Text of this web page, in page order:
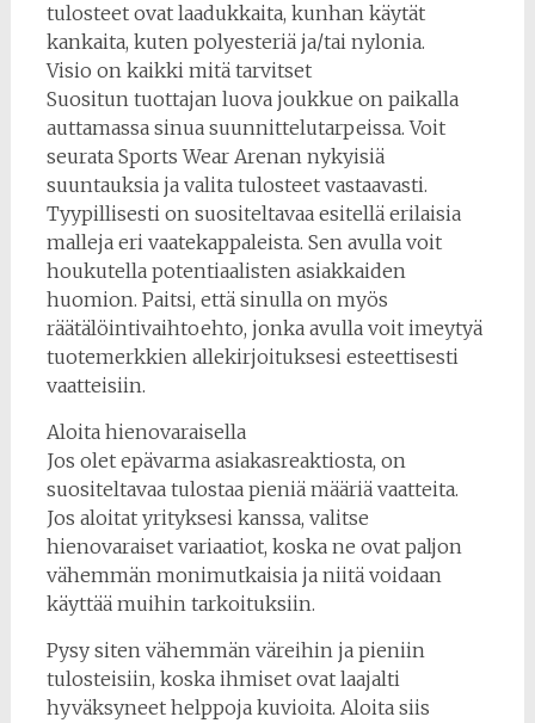
tulosteet ovat laadukkaita, kunhan käytät
kankaita, kuten polyesteriä ja/tai nylonia.
Visio on kaikki mitä tarvitset
Suositun tuottajan luova joukkue on paikalla
auttamassa sinua suunnittelutarpeissa. Voit
seurata Sports Wear Arenan nykyisiä
suuntauksia ja valita tulosteet vastaavasti.
Tyypillisesti on suositeltavaa esitellä erilaisia ​​
malleja eri vaatekappaleista. Sen avulla voit
houkutella potentiaalisten asiakkaiden
huomion. Paitsi, että sinulla on myös
räätälöintivaihtoehto, jonka avulla voit imeytyä
tuotemerkkien allekirjoituksesi esteettisesti
vaatteisiin.
Aloita hienovaraisella
Jos olet epävarma asiakasreaktiosta, on
suositeltavaa tulostaa pieniä määriä vaatteita.
Jos aloitat yrityksesi kanssa, valitse
hienovaraiset variaatiot, koska ne ovat paljon
vähemmän monimutkaisia ​​ja niitä voidaan
käyttää muihin tarkoituksiin.
Pysy siten vähemmän väreihin ja pieniin
tulosteisiin, koska ihmiset ovat laajalti
hyväksyneet helppoja kuvioita. Aloita siis